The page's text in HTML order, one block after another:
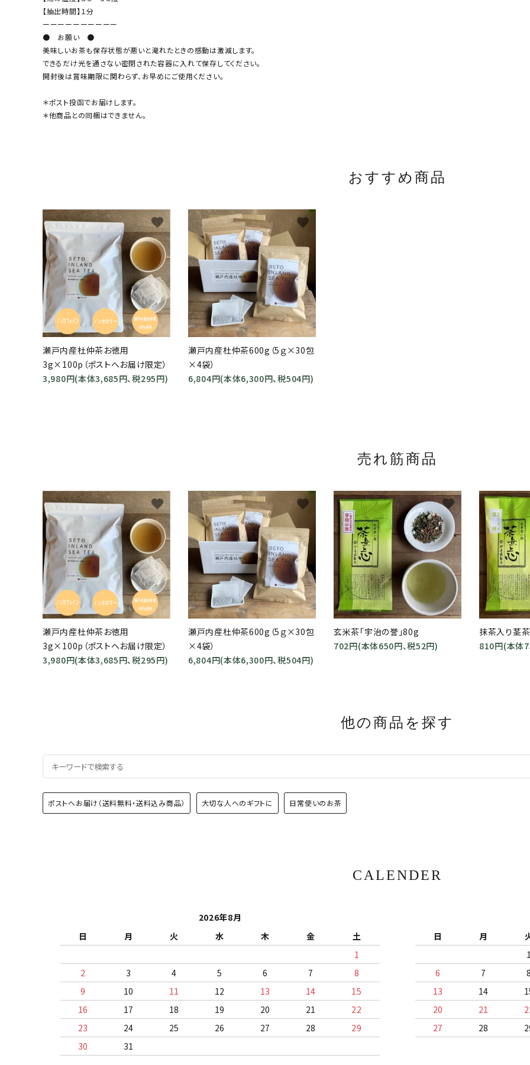
【抽出時間】１分
ーーーーーーーーーー
● お願い ●
美味しいお茶も保存状態が悪いと淹れたときの感動は激減します。
できるだけ光を通さない密閉された容器に入れて保存してください。
開封後は賞味期限に関わらず、お早めにご使用ください。
＊ポスト投函でお届けします。
＊他商品との同梱はできません。
おすすめ商品
瀬戸内産杜仲茶お徳用
3g×100p（ポストへお届け限定）
3,980円(本体3,685円、税295円)
favorite
瀬戸内産杜仲茶600g（5ｇ×30包
×4袋）
6,804円(本体6,300円、税504円)
favorite
売れ筋商品
瀬戸内産杜仲茶お徳用
3g×100p（ポストへお届け限定）
3,980円(本体3,685円、税295円)
favorite
瀬戸内産杜仲茶600g（5ｇ×30包
×4袋）
6,804円(本体6,300円、税504円)
favorite
玄米茶「宇治の誉」80g
702円(本体650円、税52円)
favorite
抹茶入り茎茶
810円(本体
他の商品を探す
ポストへお届け（送料無料・送料込み商品） 大切な人へのギフトに 日常使いのお茶
CALENDER
2026年8月
日
月 火 水 木 金
土
1
2
3 4 5 6 7
8
9
10 11 12 13 14
15
16
17 18 19 20 21
22
23
24 25 26 27 28
29
30
31
日
月
1
6
7 8
13
14
20
21
27
28